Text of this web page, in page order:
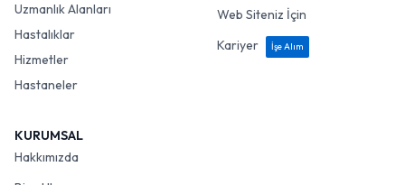
Uzmanlık Alanları
Hastalıklar
Hizmetler
Hastaneler
Web Siteniz İçin
Kariyer
İşe Alım
KURUMSAL
Hakkımızda